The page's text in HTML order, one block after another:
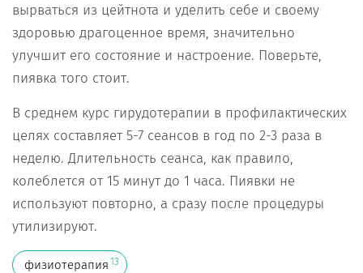
вырваться из цейтнота и уделить себе и своему
здоровью драгоценное время, значительно
улучшит его состояние и настроение. Поверьте,
пиявка того стоит.
В среднем курс гирудотерапии в профилактических
целях составляет 5-7 сеансов в год по 2-3 раза в
неделю. Длительность сеанса, как правило,
колеблется от 15 минут до 1 часа. Пиявки не
используют повторно, а сразу после процедуры
утилизируют.
физиотерапия 13